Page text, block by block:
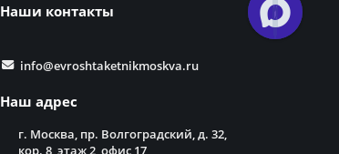
Наши контакты
info@evroshtaketnikmoskva.ru
Наш адрес
г. Москва, пр. Волгоградский, д. 32,
кор. 8, этаж 2, офис 17